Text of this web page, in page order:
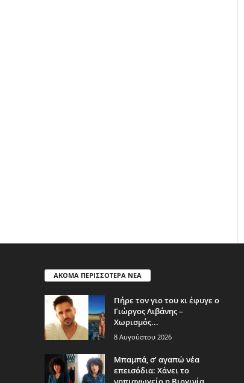
ΑΚΟΜΑ ΠΕΡΙΣΣΟΤΕΡΑ ΝΕΑ
Πήρε τον γιο του κι έφυγε ο
Γιώργος Λιβάνης –
Χωρισμός...
8 Αυγούστου 2026
Μπαμπά, σ’ αγαπώ νέα
επεισόδια: Χάνει το